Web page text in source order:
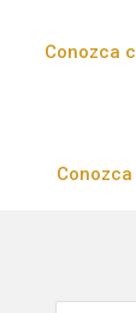
Conozca